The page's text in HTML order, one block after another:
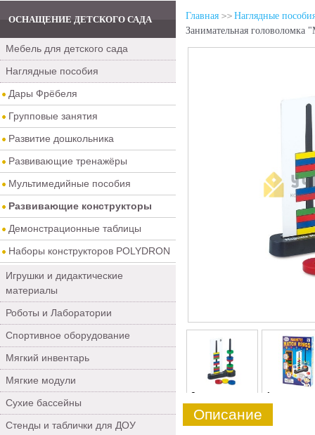
ОСНАЩЕНИЕ ДЕТСКОГО САДА
Мебель для детского сада
Наглядные пособия
Дары Фрёбеля
Групповые занятия
Развитие дошкольника
Развивающие тренажёры
Мультимедийные пособия
Развивающие конструкторы
Демонстрационные таблицы
Наборы конструкторов POLYDRON
Игрушки и дидактические
материалы
Роботы и Лаборатории
Спортивное оборудование
Мягкий инвентарь
Мягкие модули
Сухие бассейны
Стенды и таблички для ДОУ
Главная
Наглядные
Занимательная головоломка
0 1
Описание